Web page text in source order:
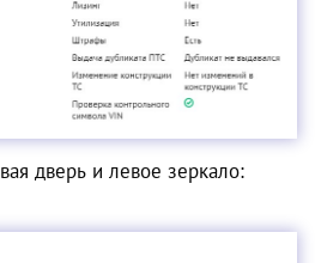
дверь и левое зеркало: